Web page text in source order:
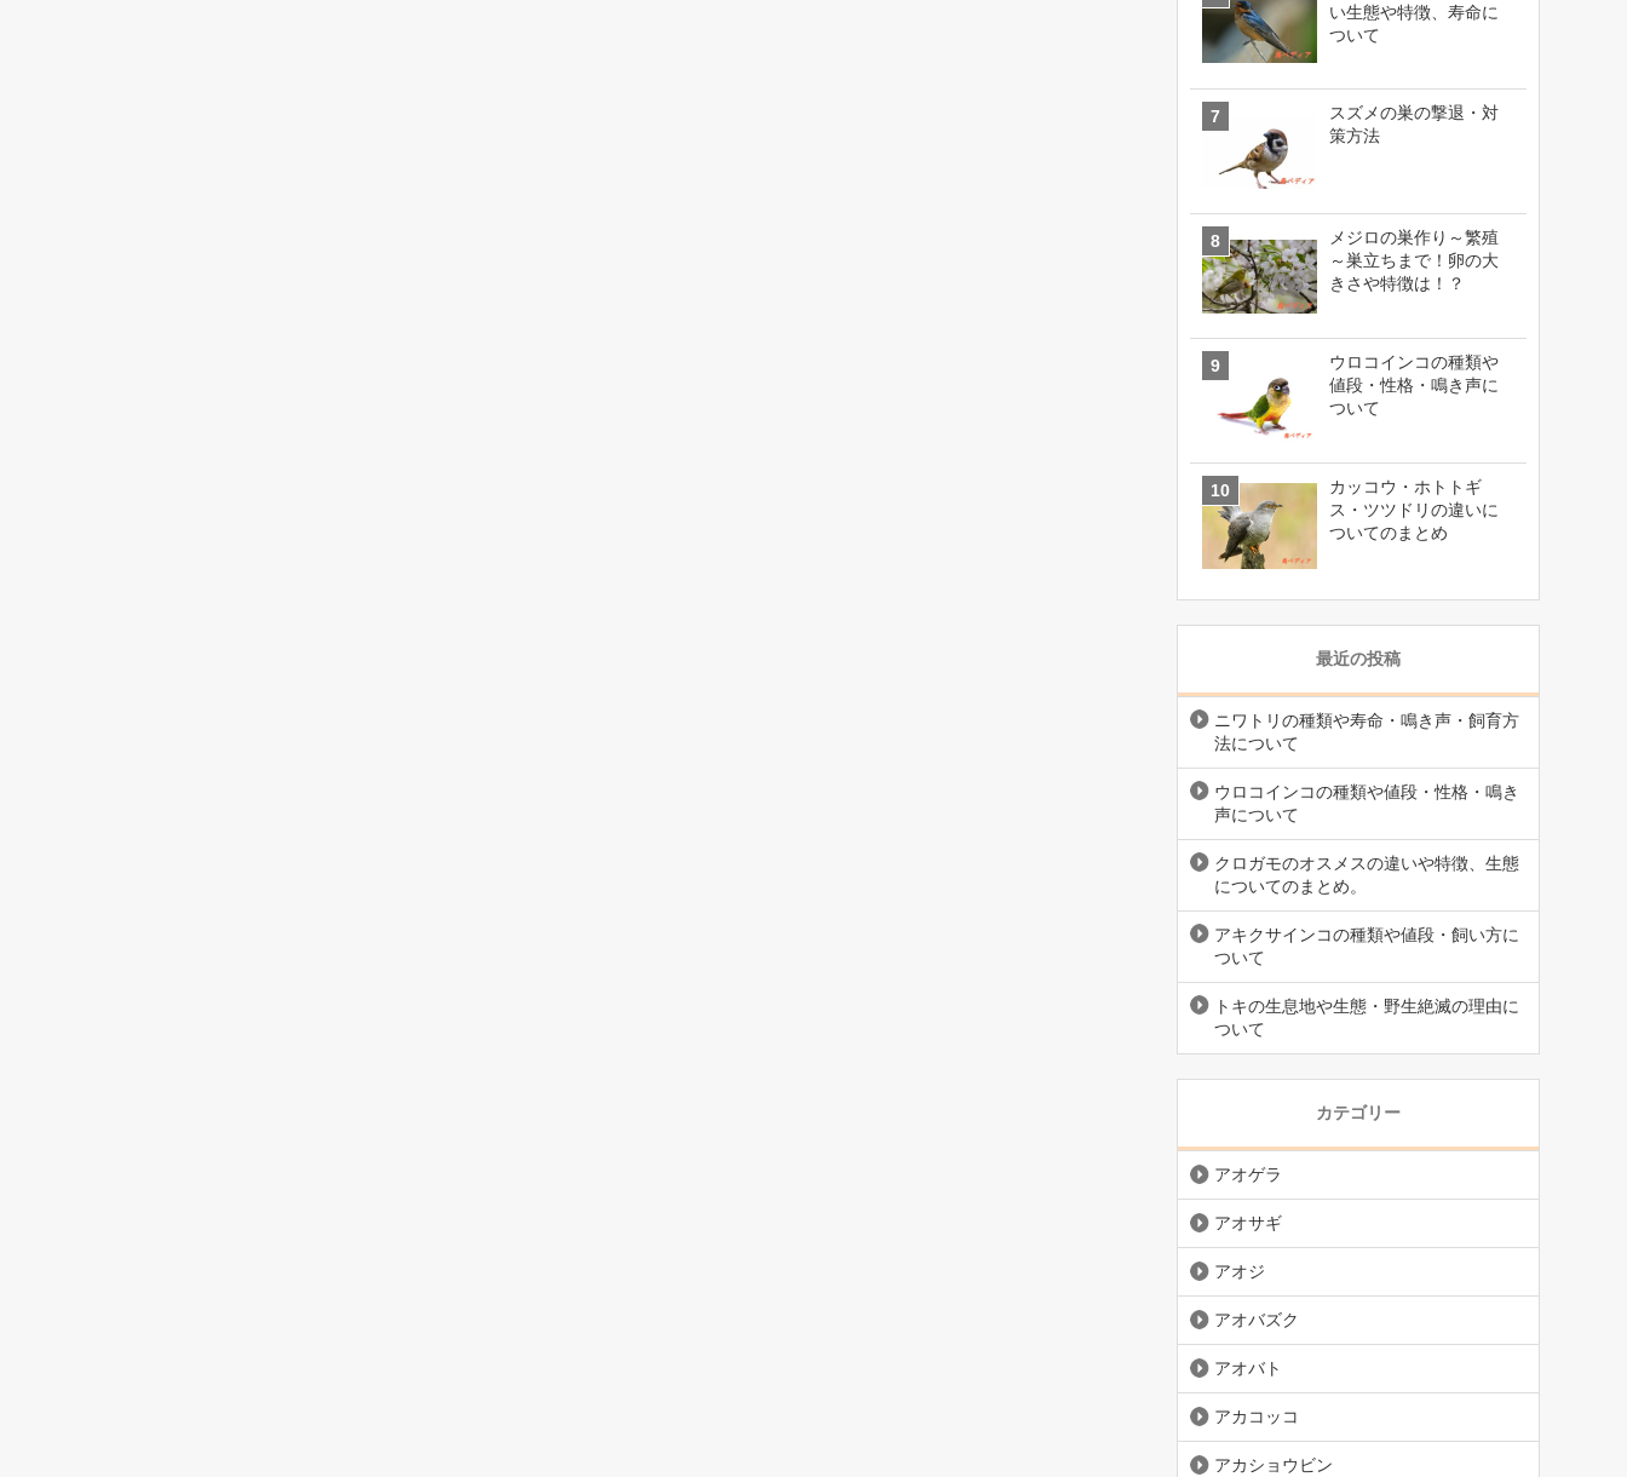
い生態や特徴、寿命に
ついて
スズメの巣の撃退・対
策方法
メジロの巣作り～繁殖
～巣立ちまで！卵の大
きさや特徴は！？
ウロコインコの種類や
値段・性格・鳴き声に
ついて
カッコウ・ホトトギ
ス・ツツドリの違いに
ついてのまとめ
最近の投稿
ニワトリの種類や寿命・鳴き声・飼育方
法について
ウロコインコの種類や値段・性格・鳴き
声について
クロガモのオスメスの違いや特徴、生態
についてのまとめ。
アキクサインコの種類や値段・飼い方に
ついて
トキの生息地や生態・野生絶滅の理由に
ついて
カテゴリー
アオゲラ
アオサギ
アオジ
アオバズク
アオバト
アカコッコ
アカショウビン